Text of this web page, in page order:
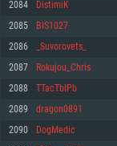
최소사양
운영체제: Windows 10
프로세서: 2.2 GHz 듀얼
메모리: 4GB
최소사양
운영체제: Mac OS Big
프로세서: 최소 2.2 GHz
메모리: 6 GB
최소사양
운영체제: 64bit Linux 중
프로세서: 2.4 GHz 듀얼코
메모리: 4 GB
2084 DistimiK
2085 BIS1027
2086 _Suvorovets_
2087 Rokujou_Chris
2088 TTacTbIPb
2089 dragon0891
2090 DogMedic